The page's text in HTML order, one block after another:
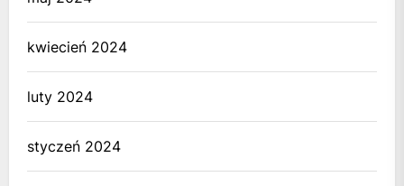
kwiecień 2024
luty 2024
styczeń 2024